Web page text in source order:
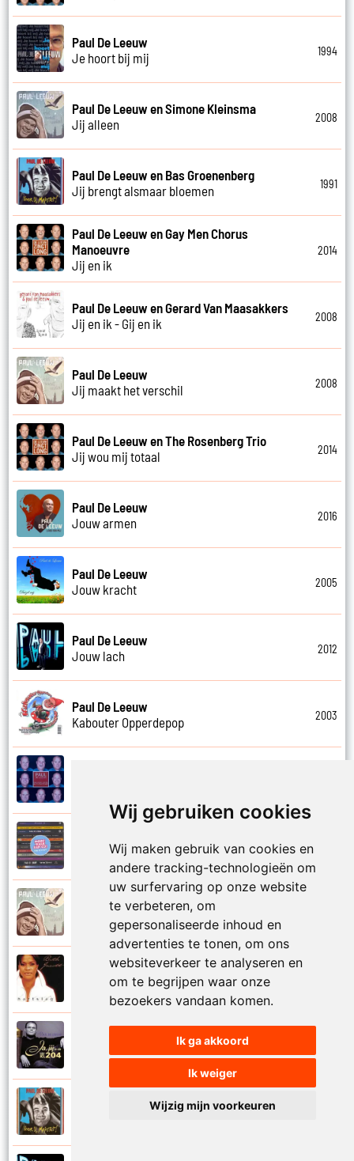
Wij gebruiken cookies
Wij maken gebruik van cookies en
andere tracking-technologieën om
uw surfervaring op onze website
te verbeteren, om
gepersonaliseerde inhoud en
advertenties te tonen, om ons
websiteverkeer te analyseren en
om te begrijpen waar onze
bezoekers vandaan komen.
Ik ga akkoord
Ik weiger
Wijzig mijn voorkeuren
Paul De Leeuw
Je hoort bij mij
1994
Paul De Leeuw en Simone Kleinsma
Jij alleen
2008
Paul De Leeuw en Bas Groenenberg
Jij brengt alsmaar bloemen
1991
Paul De Leeuw en Gay Men Chorus
Manoeuvre
Jij en ik
2014
Paul De Leeuw en Gerard Van Maasakkers
Jij en ik - Gij en ik
2008
Paul De Leeuw
Jij maakt het verschil
2008
Paul De Leeuw en The Rosenberg Trio
Jij wou mij totaal
2014
Paul De Leeuw
Jouw armen
2016
Paul De Leeuw
Jouw kracht
2005
Paul De Leeuw
Jouw lach
2012
Paul De Leeuw
Kabouter Opperdepop
2003
Katinka
Paul De Leeuw
Kerstmis
Ruth Jacott en Paul De Leeuw
Kijk niet uit
KL 204 (Als ik God was)